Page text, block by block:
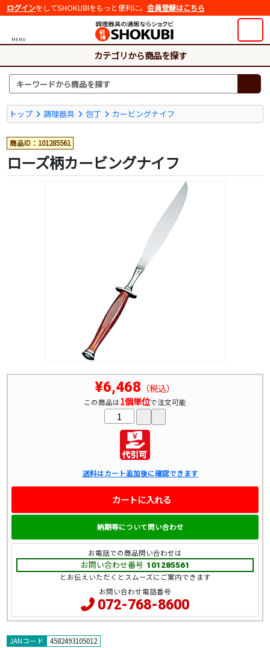
ログインをしてSHOKUBIをもっと便利に。 会員登録はこちら
MENU
カテゴリから商品を探す
トップ 調理器具 包丁 カービングナイフ
商品ID：101285561
ローズ柄カービングナイフ
JANコード 4582493105012
¥6,468 （税込）
この商品は1個単位で注文可能
送料はカート追加後に確認できます
カートに入れる
納期等について問い合わせ
お電話での商品問い合わせは
お問い合わせ番号 101285561
とお伝えいただくとスムーズにご案内できます
お問い合わせ電話番号
072-768-8600